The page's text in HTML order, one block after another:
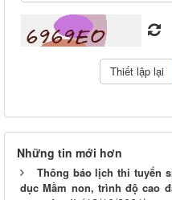
Những tin mới hơn
Thông báo lịch thi tuyển
dục Mầm non, trình độ cao